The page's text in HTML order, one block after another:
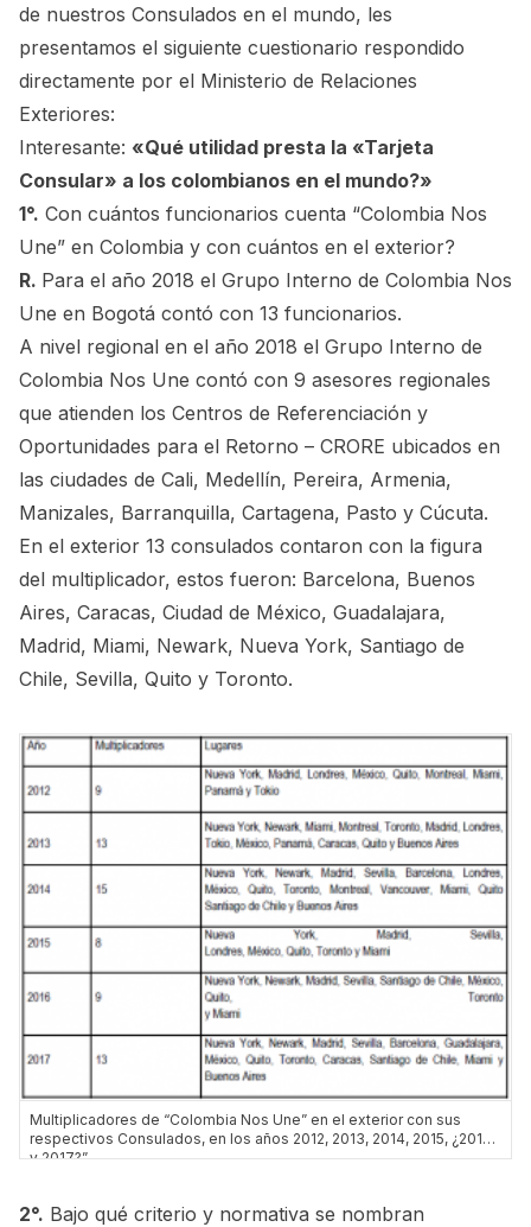
de nuestros Consulados en el mundo, les
presentamos el siguiente cuestionario respondido
directamente por el Ministerio de Relaciones
Exteriores:
Interesante: «Qué utilidad presta la «Tarjeta
Consular» a los colombianos en el mundo?»
1°. Con cuántos funcionarios cuenta “Colombia Nos
Une” en Colombia y con cuántos en el exterior?
R. Para el año 2018 el Grupo Interno de Colombia Nos
Une en Bogotá contó con 13 funcionarios.
A nivel regional en el año 2018 el Grupo Interno de
Colombia Nos Une contó con 9 asesores regionales
que atienden los Centros de Referenciación y
Oportunidades para el Retorno – CRORE ubicados en
las ciudades de Cali, Medellín, Pereira, Armenia,
Manizales, Barranquilla, Cartagena, Pasto y Cúcuta.
En el exterior 13 consulados contaron con la figura
del multiplicador, estos fueron: Barcelona, Buenos
Aires, Caracas, Ciudad de México, Guadalajara,
Madrid, Miami, Newark, Nueva York, Santiago de
Chile, Sevilla, Quito y Toronto.
Multiplicadores de “Colombia Nos Une” en el exterior con sus
respectivos Consulados, en los años 2012, 2013, 2014, 2015, ¿2016
y 2017?”
2°. Bajo qué criterio y normativa se nombran